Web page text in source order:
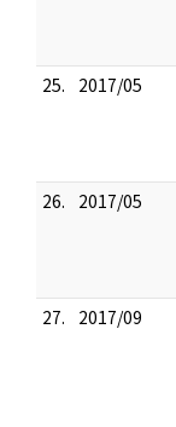
25.
2017/05
26.
2017/05
27.
2017/09